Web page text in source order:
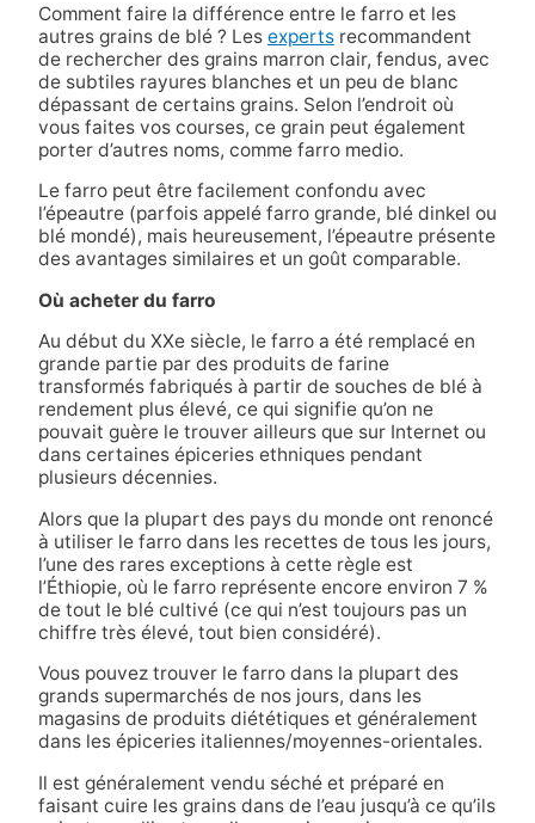
Comment faire la différence entre le farro et les
autres grains de blé ? Les expertsrecommandent
de rechercher des grains marron clair, fendus, avec
de subtiles rayures blanches et un peu de blanc
dépassant de certains grains. Selon l’endroit où
vous faites vos courses, ce grain peut également
porter d’autres noms, comme farro medio.
Le farro peut être facilement confondu avec
l’épeautre (parfois appelé farro grande, blé dinkel ou
blé mondé), mais heureusement, l’épeautre présente
des avantages similaires et un goût comparable.
Où acheter du farro
Au début du XXe siècle, le farro a été remplacé en
grande partie par des produits de farine
transformés fabriqués à partir de souches de blé à
rendement plus élevé, ce qui signifie qu’on ne
pouvait guère le trouver ailleurs que sur Internet ou
dans certaines épiceries ethniques pendant
plusieurs décennies.
Alors que la plupart des pays du monde ont renoncé
à utiliser le farro dans les recettes de tous les jours,
l’une des rares exceptions à cette règle est
l’Éthiopie, où le farro représente encore environ 7 %
de tout le blé cultivé (ce qui n’est toujours pas un
chiffre très élevé, tout bien considéré).
Vous pouvez trouver le farro dans la plupart des
grands supermarchés de nos jours, dans les
magasins de produits diététiques et généralement
dans les épiceries italiennes/moyennes-orientales.
Il est généralement vendu séché et préparé en
faisant cuire les grains dans de l’eau jusqu’à ce qu’ils